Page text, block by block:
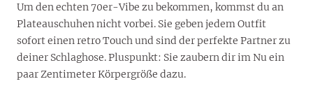
Um den echten 70er-Vibe zu bekommen, kommst du an
Plateauschuhen nicht vorbei. Sie geben jedem Outfit
sofort einen retro Touch und sind der perfekte Partner zu
deiner Schlaghose. Pluspunkt: Sie zaubern dir im Nu ein
paar Zentimeter Körpergröße dazu.